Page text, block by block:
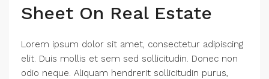
Sheet On Real Estate
Lorem ipsum dolor sit amet, consectetur adipiscing
elit. Duis mollis et sem sed sollicitudin. Donec non
odio neque. Aliquam hendrerit sollicitudin purus,